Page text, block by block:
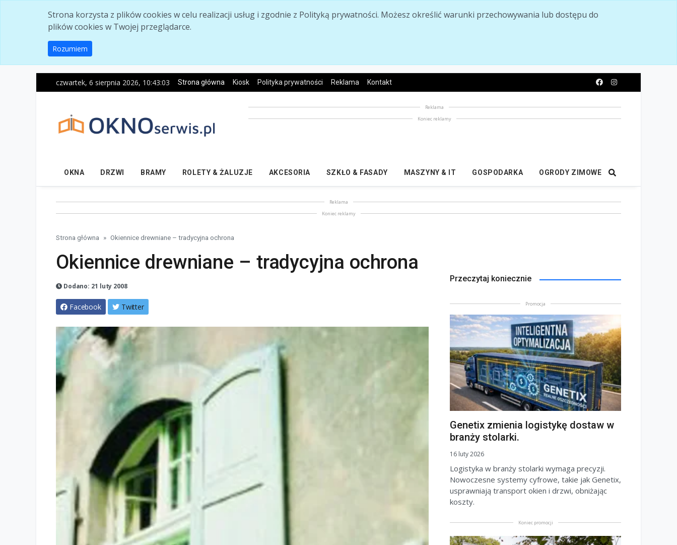
Strona korzysta z plików cookies w celu realizacji usług i zgodnie z Polityką prywatności. Możesz określić warunki przechowywania lub dostępu do
plików cookies w Twojej przeglądarce.
Rozumiem
czwartek, 6 sierpnia 2026, 10:43:04 Strona główna Kiosk Polityka prywatności Reklama Kontakt
Reklama
Koniec reklamy
OKNA DRZWI BRAMY ROLETY & ŻALUZJE AKCESORIA SZKŁO & FASADY MASZYNY & IT GOSPODARKA OGRODY ZIMOWE
Reklama
Koniec reklamy
Strona główna Okiennice drewniane – tradycyjna ochrona
Okiennice drewniane – tradycyjna ochrona
Dodano: 21 luty 2008
Facebook Twitter
Przeczytaj koniecznie
Promocja
Genetix zmienia logistykę dostaw w
branży stolarki.
16 luty 2026
Logistyka w branży stolarki wymaga precyzji.
Nowoczesne systemy cyfrowe, takie jak Genetix,
usprawniają transport okien i drzwi, obniżając
koszty.
Koniec promocji